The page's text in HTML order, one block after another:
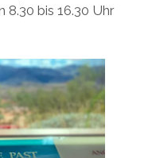
bis 16.30 Uhr